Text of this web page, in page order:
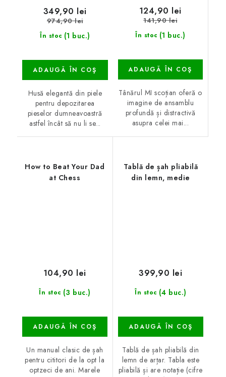
În stoc (1 buc.)
349,90 lei
974,90 lei
ADAUGĂ ÎN COŞ
Husă elegantă din piele
pentru depozitarea
pieselor dumneavoastră
astfel încât să nu li se...
În stoc (1 buc.)
124,90 lei
141,90 lei
ADAUGĂ ÎN COŞ
Tânărul MI scoțian oferă o
imagine de ansamblu
profundă și distractivă
asupra celei mai...
How to Beat Your Dad
at Chess
În stoc (3 buc.)
104,90 lei
ADAUGĂ ÎN COŞ
Un manual clasic de șah
pentru cititori de la opt la
optzeci de ani. Marele
Tablă de șah pliabilă
din lemn, medie
În stoc (4 buc.)
399,90 lei
ADAUGĂ ÎN COŞ
Tablă de șah pliabilă din
lemn de arțar. Tabla este
pliabilă și are notație (cifre